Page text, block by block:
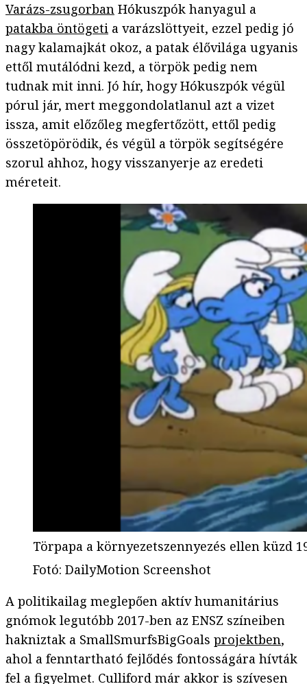
Varázs-zsugorban Hókuszpók hanyagul a
patakba öntögeti a varázslöttyeit, ezzel pedig jó
nagy kalamajkát okoz, a patak élővilága ugyanis
ettől mutálódni kezd, a törpök pedig nem
tudnak mit inni. Jó hír, hogy Hókuszpók végül
pórul jár, mert meggondolatlanul azt a vizet
issza, amit előzőleg megfertőzött, ettől pedig
összetöpörödik, és végül a törpök segítségére
szorul ahhoz, hogy visszanyerje az eredeti
méreteit.
Törpapa a környezetszennyezés ellen küzd
Fotó: DailyMotion Screenshot
A politikailag meglepően aktív humanitárius
gnómok legutóbb 2017-ben az ENSZ színeiben
hakniztak a SmallSmurfsBigGoals projektben,
ahol a fenntartható fejlődés fontosságára hívták
fel a figyelmet. Culliford már akkor is szívesen